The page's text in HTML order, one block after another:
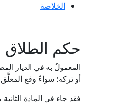
الخلاصة
حكم
المعمولُ به في الديار
أو تركه؛ سواءٌ وقع